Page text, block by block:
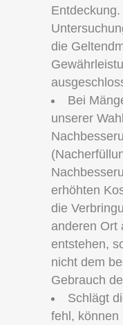
die
Bei
unserer
erhöhten
die
anderen Ort
entstehen,
nicht dem
Gebrauch
Schlägt
fehl, können